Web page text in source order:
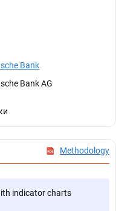
Bank
Bank AG
Methodology
indicator charts